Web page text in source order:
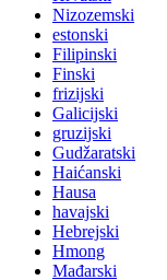
Nizozemski
estonski
Filipinski
Finski
frizijski
Galicijski
gruzijski
Gudžaratski
Haićanski
Hausa
havajski
Hebrejski
Hmong
Mađarski